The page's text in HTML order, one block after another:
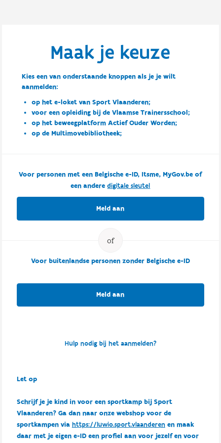
Maak je keuze
Kies een van onderstaande knoppen als je je wilt
aanmelden:
op het e-loket van Sport Vlaanderen;
voor een opleiding bij de Vlaamse Trainersschool;
op het beweegplatform Actief Ouder Worden;
op de Multimovebibliotheek;
Voor personen met een Belgische e-ID, Itsme, MyGov.be of
een anderedigitale sleutel
Meld aan
Voor buitenlandse personen zonder Belgische e-ID
Meld aan
Hulp nodig bij het aanmelden?
Let op
Schrijf je je kind in voor een sportkamp bij Sport
Vlaanderen? Ga dan naar onze webshop voor de
sportkampen via https://luwio.sport.vlaanderenen maak
daar met je eigen e-ID een profiel aan voor jezelf en voor